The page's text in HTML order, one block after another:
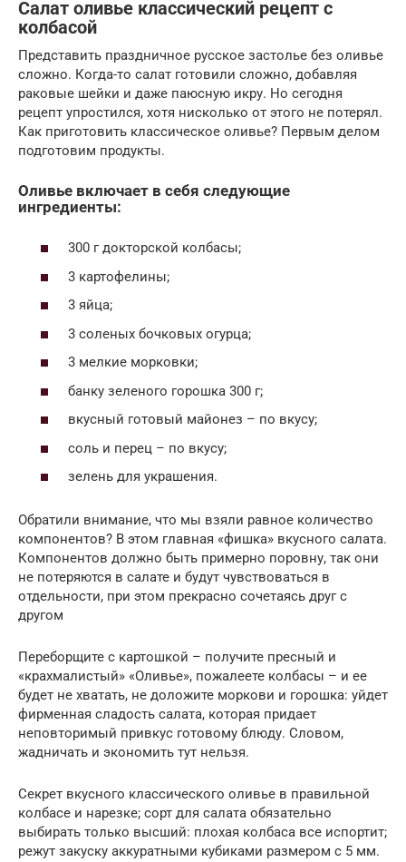
Салат оливье классический рецепт с
колбасой
Представить праздничное русское застолье без оливье
сложно. Когда-то салат готовили сложно, добавляя
раковые шейки и даже паюсную икру. Но сегодня
рецепт упростился, хотя нисколько от этого не потерял.
Как приготовить классическое оливье? Первым делом
подготовим продукты.
Оливье включает в себя следующие
ингредиенты:
300 г докторской колбасы;
3 картофелины;
3 яйца;
3 соленых бочковых огурца;
3 мелкие морковки;
банку зеленого горошка 300 г;
вкусный готовый майонез – по вкусу;
соль и перец – по вкусу;
зелень для украшения.
Обратили внимание, что мы взяли равное количество
компонентов? В этом главная «фишка» вкусного салата.
Компонентов должно быть примерно поровну, так они
не потеряются в салате и будут чувствоваться в
отдельности, при этом прекрасно сочетаясь друг с
другом
Переборщите с картошкой – получите пресный и
«крахмалистый» «Оливье», пожалеете колбасы – и ее
будет не хватать, не доложите моркови и горошка: уйдет
фирменная сладость салата, которая придает
неповторимый привкус готовому блюду. Словом,
жадничать и экономить тут нельзя.
Секрет вкусного классического оливье в правильной
колбасе и нарезке; сорт для салата обязательно
выбирать только высший: плохая колбаса все испортит;
режут закуску аккуратными кубиками размером с 5 мм.